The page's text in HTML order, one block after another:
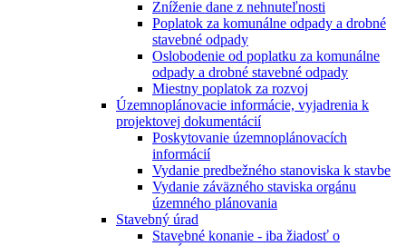
Zníženie dane z nehnuteľnosti
Poplatok za komunálne odpady a drobné
stavebné odpady
Oslobodenie od poplatku za komunálne
odpady a drobné stavebné odpady
Miestny poplatok za rozvoj
Územnoplánovacie informácie, vyjadrenia k
projektovej dokumentácií
Poskytovanie územnoplánovacích
informácií
Vydanie predbežného stanoviska k stavbe
Vydanie záväzného staviska orgánu
územného plánovania
Stavebný úrad
Stavebné konanie - iba žiadosť o